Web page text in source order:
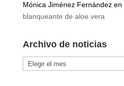
Mónica Jiménez Fernándezen
blanqueante de aloe vera
Archivo de noticias
Archivo
de